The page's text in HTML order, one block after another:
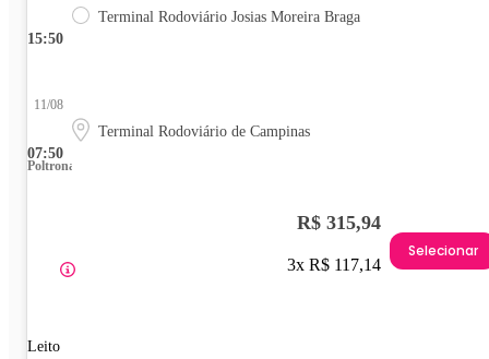
15:50
Terminal Rodoviário Josias Moreira Braga
07:50
11/08
Terminal Rodoviário de Campinas
Poltrona
Leito
R$ 315,94
3x R$ 117,14
Selecionar